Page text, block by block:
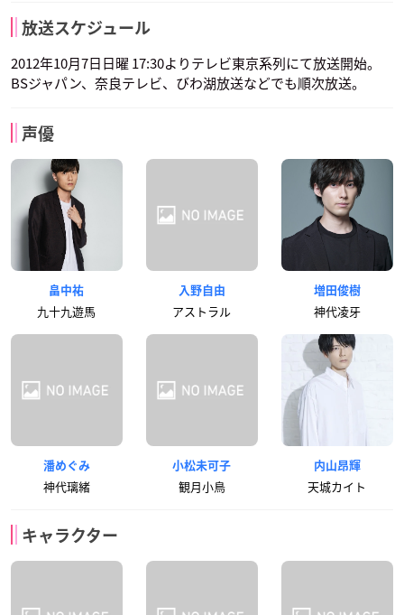
放送スケジュール
2012年10月7日日曜 17:30よりテレビ東京系列にて放送開始。
BSジャパン、奈良テレビ、びわ湖放送などでも順次放送。
声優
畠中祐
九十九遊馬
入野自由
アストラル
増田俊樹
神代凌牙
潘めぐみ
神代璃緒
小松未可子
観月小鳥
内山昂輝
天城カイト
キャラクター